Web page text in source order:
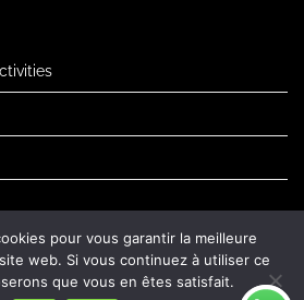
Sports corporate
pour vous garantir la meilleure
web. Si vous continuez à utiliser ce
que vous en êtes satisfait.